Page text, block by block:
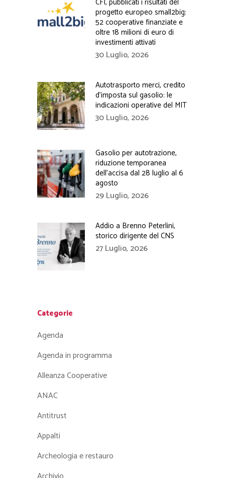
progetto europeo small2big:
52 cooperative finanziate e
oltre 18 milioni di euro di
investimenti attivati
30 Luglio, 2026
Autotrasporto merci, credito
d’imposta sul gasolio: le
indicazioni operative del MIT
30 Luglio, 2026
Gasolio per autotrazione,
riduzione temporanea
dell’accisa dal 28 luglio al 6
agosto
29 Luglio, 2026
Addio a Brenno Peterlini,
storico dirigente del CNS
27 Luglio, 2026
Categorie
Agenda
Agenda in programma
Alleanza Cooperative
ANAC
Antitrust
Appalti
Archeologia e restauro